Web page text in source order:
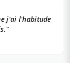
j'ai l'habitude